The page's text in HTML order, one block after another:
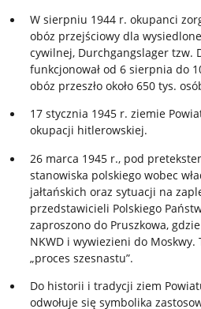
W sierpniu 1944 r. okupanci
obóz przejściowy dla
cywilnej, Durchgangslager tzw.
funkcjonował od 6 sierpnia do
obóz przeszło około 650 tys.
17 stycznia 1945 r. ziemie
okupacji hitlerowskiej.
26 marca 1945 r., pod
stanowiska polskiego wobec
jałtańskich oraz sytuacji na
przedstawicieli Polskiego
zaproszono do Pruszkowa,
NKWD i wywiezieni do Moskwy.
„proces szesnastu”.
Do historii i tradycji ziem
odwołuje się symbolika